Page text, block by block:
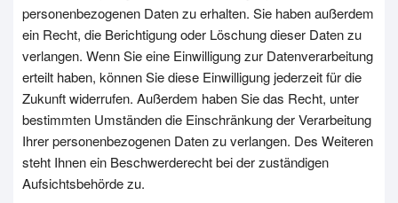
personenbezogenen Daten zu erhalten. Sie haben außerdem
ein Recht, die Berichtigung oder Löschung dieser Daten zu
verlangen. Wenn Sie eine Einwilligung zur Datenverarbeitung
erteilt haben, können Sie diese Einwilligung jederzeit für die
Zukunft widerrufen. Außerdem haben Sie das Recht, unter
bestimmten Umständen die Einschränkung der Verarbeitung
Ihrer personenbezogenen Daten zu verlangen. Des Weiteren
steht Ihnen ein Beschwerderecht bei der zuständigen
Aufsichtsbehörde zu.